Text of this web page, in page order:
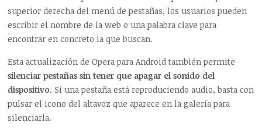
superior derecha del menú de pestañas, los usuarios pueden
escribir el nombre de la web o una palabra clave para
encontrar en concreto la que buscan.
Esta actualización de Opera para Android también permite
silenciar pestañas sin tener que apagar el sonido del
dispositivo. Si una pestaña está reproduciendo audio, basta con
pulsar el icono del altavoz que aparece en la galería para
silenciarla.